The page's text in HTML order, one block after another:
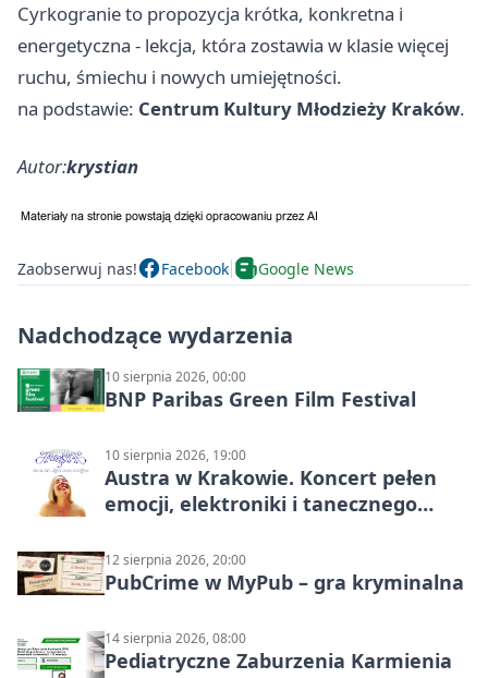
Cyrkogranie to propozycja krótka, konkretna i
energetyczna - lekcja, która zostawia w klasie więcej
ruchu, śmiechu i nowych umiejętności.
na podstawie: Centrum Kultury Młodzieży Kraków.
Autor:krystian
Zaobserwuj nas! Facebook Google News
Nadchodzące wydarzenia
10 sierpnia 2026, 00:00
BNP Paribas Green Film Festival
10 sierpnia 2026, 19:00
Austra w Krakowie. Koncert pełen
emocji, elektroniki i tanecznego
12 sierpnia 2026, 20:00
PubCrime w MyPub – gra kryminalna
14 sierpnia 2026, 08:00
Pediatryczne Zaburzenia Karmienia